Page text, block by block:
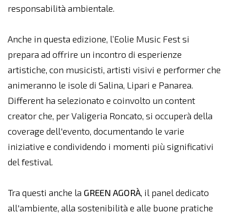
responsabilità ambientale.
Anche in questa edizione, l’Eolie Music Fest si
prepara ad offrire un incontro di esperienze
artistiche, con musicisti, artisti visivi e performer che
animeranno le isole di Salina, Lipari e Panarea.
Different ha selezionato e coinvolto un content
creator che, per Valigeria Roncato, si occuperà della
coverage dell'evento, documentando le varie
iniziative e condividendo i momenti più significativi
del festival.
Tra questi anche la GREEN AGORÀ, il panel dedicato
all'ambiente, alla sostenibilità e alle buone pratiche